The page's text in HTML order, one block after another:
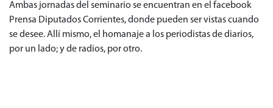
Ambas jornadas del seminario se encuentran en el facebook
Prensa Diputados Corrientes, donde pueden ser vistas cuando
se desee. Allí mismo, el homanaje a los periodistas de diarios,
por un lado; y de radios, por otro.